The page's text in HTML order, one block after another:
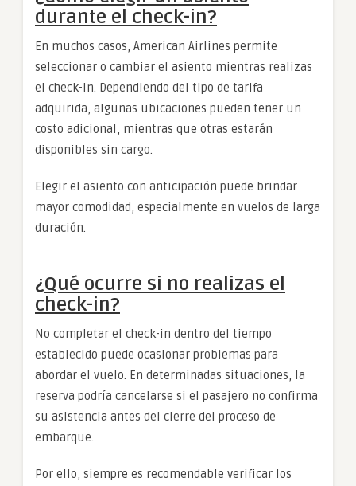
durante el check-in?
En muchos casos, American Airlines permite
seleccionar o cambiar el asiento mientras realizas
el check-in. Dependiendo del tipo de tarifa
adquirida, algunas ubicaciones pueden tener un
costo adicional, mientras que otras estarán
disponibles sin cargo.
Elegir el asiento con anticipación puede brindar
mayor comodidad, especialmente en vuelos de larga
duración.
¿Qué ocurre si no realizas el
check-in?
No completar el check-in dentro del tiempo
establecido puede ocasionar problemas para
abordar el vuelo. En determinadas situaciones, la
reserva podría cancelarse si el pasajero no confirma
su asistencia antes del cierre del proceso de
embarque.
Por ello, siempre es recomendable verificar los